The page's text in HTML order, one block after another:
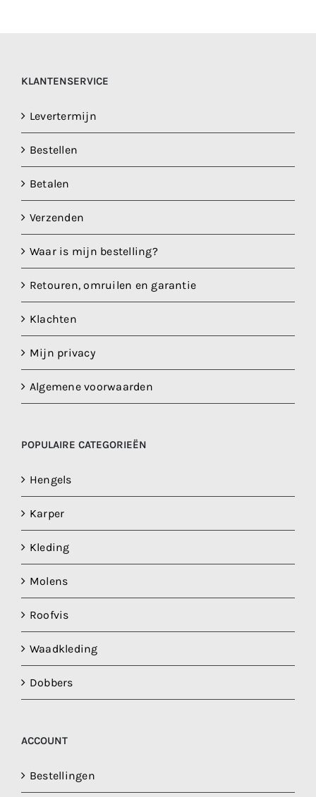
KLANTENSERVICE
Levertermijn
Bestellen
Betalen
Verzenden
Waar is mijn bestelling?
Retouren, omruilen en garantie
Klachten
Mijn privacy
Algemene voorwaarden
POPULAIRE CATEGORIEËN
Hengels
Karper
Kleding
Molens
Roofvis
Waadkleding
Dobbers
ACCOUNT
Bestellingen